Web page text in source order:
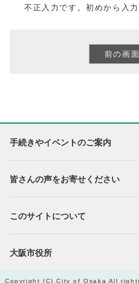
不正入力です。初めから入
手続きやイベントのご案内
皆さんの声をお寄せください
このサイトについて
大阪市役所
Copyright (C) City of Osaka All